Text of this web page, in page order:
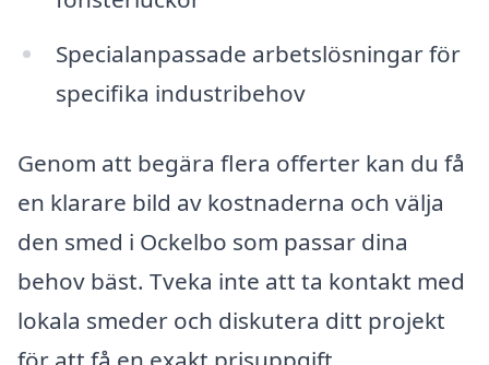
Specialanpassade arbetslösningar för
specifika industribehov
Genom att begära flera offerter kan du få
en klarare bild av kostnaderna och välja
den smed i Ockelbo som passar dina
behov bäst. Tveka inte att ta kontakt med
lokala smeder och diskutera ditt projekt